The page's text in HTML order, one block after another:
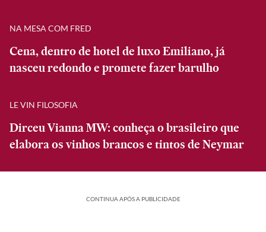
NA MESA COM FRED
Cena, dentro de hotel de luxo Emiliano, já
nasceu redondo e promete fazer barulho
LE VIN FILOSOFIA
Dirceu Vianna MW: conheça o brasileiro que
elabora os vinhos brancos e tintos de Neymar
CONTINUA APÓS A PUBLICIDADE